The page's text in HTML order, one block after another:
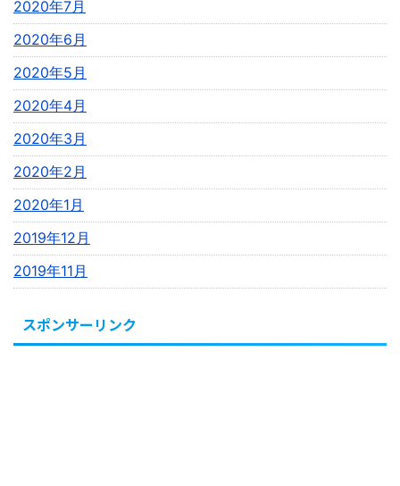
2020年7月
2020年6月
2020年5月
2020年4月
2020年3月
2020年2月
2020年1月
2019年12月
2019年11月
スポンサーリンク